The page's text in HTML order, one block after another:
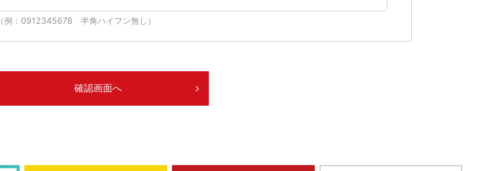
（例：0912345678 半角ハイフン無し）